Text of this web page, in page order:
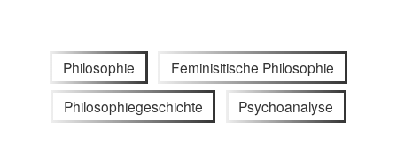
Philosophie Feminisitische Philosophie
Philosophiegeschichte Psychoanalyse